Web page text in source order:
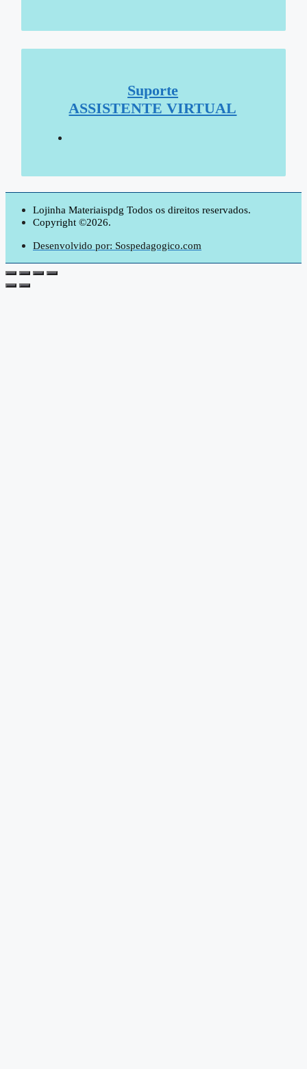
Suporte
ASSISTENTE VIRTUAL
Lojinha Materiaispdg Todos os direitos reservados.
Copyright ©2026.
Desenvolvido por: Sospedagogico.com